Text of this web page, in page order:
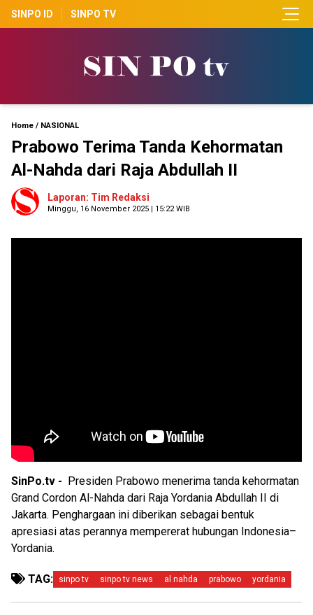
SINPO ID SINPO TV
Home / NASIONAL
Prabowo Terima Tanda Kehormatan
Al-Nahda dari Raja Abdullah II
Laporan: Tim Redaksi
Minggu, 16 November 2025 | 15:22 WIB
SinPo.tv -
Presiden Prabowo menerima tanda kehormatan
Grand Cordon Al-Nahda dari Raja Yordania Abdullah II di
Jakarta. Penghargaan ini diberikan sebagai bentuk
apresiasi atas perannya mempererat hubungan Indonesia–
Yordania.
TAG: sinpo tv sinpo tv news al nahda prabowo yordania